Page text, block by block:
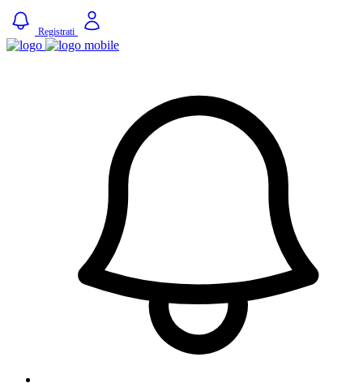
Registrati